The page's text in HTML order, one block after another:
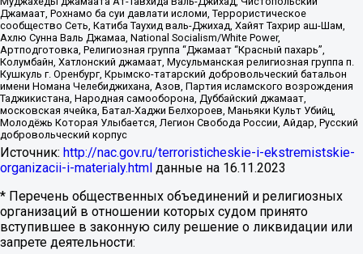
Джамаат, Рохнамо ба суи давлати исломи, Террористическое
сообщество Сеть, Катиба Таухид валь-Джихад, Хайят Тахрир аш-Шам,
Ахлю Сунна Валь Джамаа, National Socialism/White Power,
Артподготовка, Религиозная группа “Джамаат “Красный пахарь”,
Колумбайн, Хатлонский джамаат, Мусульманская религиозная группа п.
Кушкуль г. Оренбург, Крымско-татарский добровольческий батальон
имени Номана Челебиджихана, Азов, Партия исламского возрождения
Таджикистана, Народная самооборона, Дуббайский джамаат,
московская ячейка, Батал-Хаджи Белхороев, Маньяки Культ Убийц,
Молодёжь Которая Улыбается, Легион Свобода России, Айдар, Русский
добровольческий корпус
Источник: http://nac.gov.ru/terroristicheskie-i-ekstremistskie-
organizacii-i-materialy.html данные на 16.11.2023
* Перечень общественных объединений и религиозных
организаций в отношении которых судом принято
вступившее в законную силу решение о ликвидации или
запрете деятельности: